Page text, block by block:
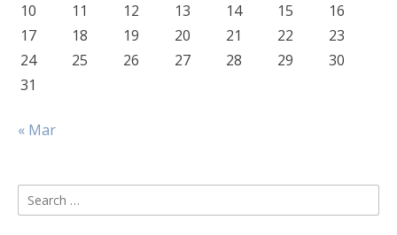
10
11 12 13 14 15
16
17
18 19 20 21 22
23
24
25 26 27 28 29
30
31
« Mar
Search
for: